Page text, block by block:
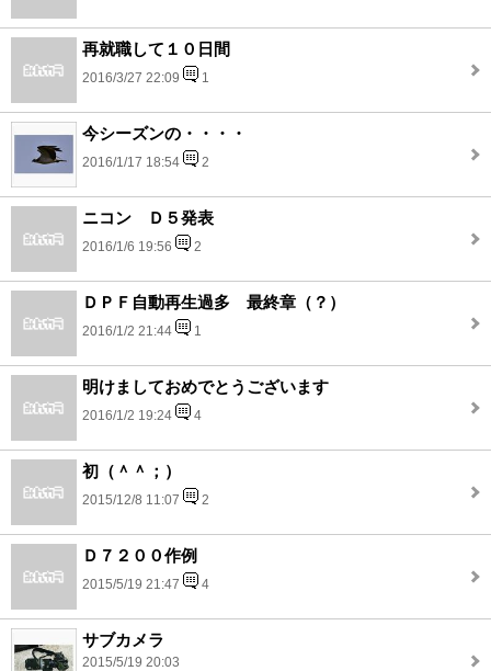
再就職して１０日間
2016/3/27 22:09 1
今シーズンの・・・・
2016/1/17 18:54 2
ニコン Ｄ５発表
2016/1/6 19:56 2
ＤＰＦ自動再生過多 最終章（？）
2016/1/2 21:44 1
明けましておめでとうございます
2016/1/2 19:24 4
初（＾＾；）
2015/12/8 11:07 2
Ｄ７２００作例
2015/5/19 21:47 4
サブカメラ
2015/5/19 20:03